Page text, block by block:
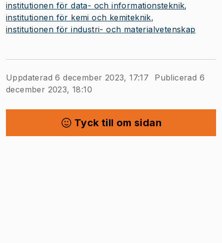
institutionen för data- och informationsteknik
institutionen för kemi och kemiteknik
institutionen för industri- och materialvetenskap
Uppdaterad 6 december 2023, 17:17
Publicerad 6
december 2023, 18:10
Tyck till om sidan